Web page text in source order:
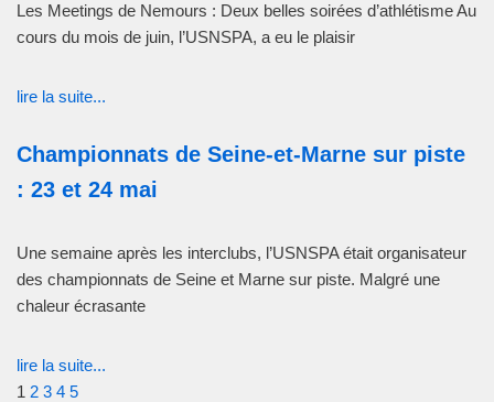
Les Meetings de Nemours : Deux belles soirées d’athlétisme Au
cours du mois de juin, l’USNSPA, a eu le plaisir
lire la suite...
Championnats de Seine-et-Marne sur piste
: 23 et 24 mai
Une semaine après les interclubs, l’USNSPA était organisateur
des championnats de Seine et Marne sur piste. Malgré une
chaleur écrasante
lire la suite...
1 2 3 4 5